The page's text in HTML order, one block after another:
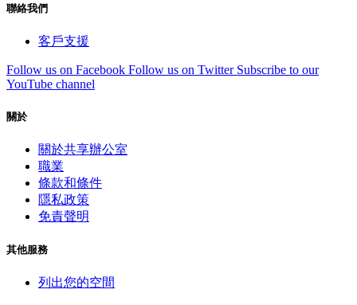
聯絡我們
客戶支援
Follow us on Facebook Follow us on Twitter Subscribe to our
YouTube channel
關於
關於共享辦公室
職業
條款和條件
隱私政策
免責聲明
其他服務
列出您的空間